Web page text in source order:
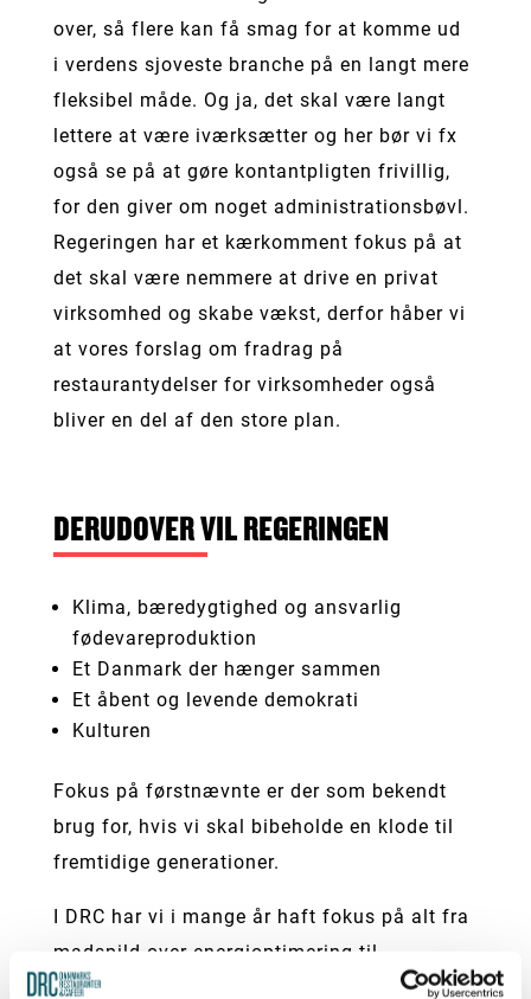
over, så flere kan få smag for at komme ud
i verdens sjoveste branche på en langt mere
fleksibel måde. Og ja, det skal være langt
lettere at være iværksætter og her bør vi fx
også se på at gøre kontantpligten frivillig,
for den giver om noget administrationsbøvl.
Regeringen har et kærkomment fokus på at
det skal være nemmere at drive en privat
virksomhed og skabe vækst, derfor håber vi
at vores forslag om fradrag på
restaurantydelser for virksomheder også
bliver en del af den store plan.
DERUDOVER VIL REGERINGEN
Klima, bæredygtighed og ansvarlig
fødevareproduktion
Et Danmark der hænger sammen
Et åbent og levende demokrati
Kulturen
Fokus på førstnævnte er der som bekendt
brug for, hvis vi skal bibeholde en klode til
fremtidige generationer.
I DRC har vi i mange år haft fokus på alt fra
madspild over energioptimering til
kvalitetsfødevare. Og selvom regeringen